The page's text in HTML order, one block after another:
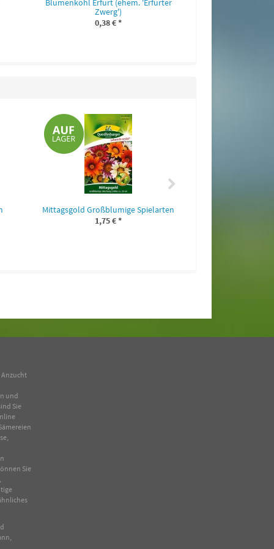
Blumenkohl Erfurt (ehem. 'Erfurter
Zwerg')
0,38 €*
Mittagsgold Großblumige Spielarten
1,75 €*
Anzucht
und
Sie
,
Sie